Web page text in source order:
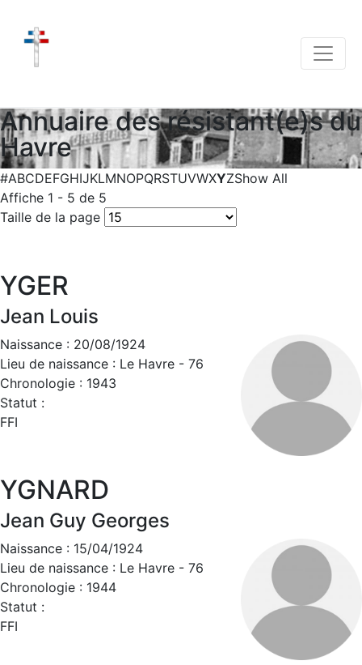
Annuaire des résistant(e)s du
Havre
#ABCDEFGHIJKLMNOPQRSTUVWXYZShow All
Affiche 1 - 5 de 5
Taille de la page
YGER
Jean Louis
Naissance : 20/08/1924
Lieu de naissance : Le Havre - 76
Chronologie : 1943
Statut :
FFI
YGNARD
Jean Guy Georges
Naissance : 15/04/1924
Lieu de naissance : Le Havre - 76
Chronologie : 1944
Statut :
FFI